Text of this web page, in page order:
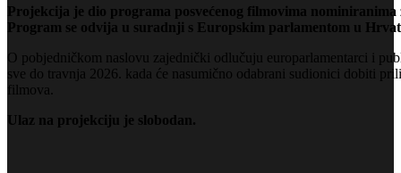
Projekcija je dio programa posvećenog filmovima
Program se odvija u suradnji s Europskim parlamentom u
O pobjedničkom naslovu zajednički odlučuju europarlamentarci i
sve do travnja 2026. kada će nasumično odabrani sudionici dobiti
filmova.
Ulaz na projekciju je slobodan.